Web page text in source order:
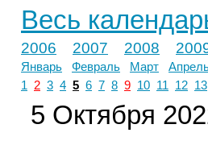
Весь
2006 2007 2008
Январь Февраль Март
1
2 3 4 5 6 7 8 9 10 11 12 13
5 Октября